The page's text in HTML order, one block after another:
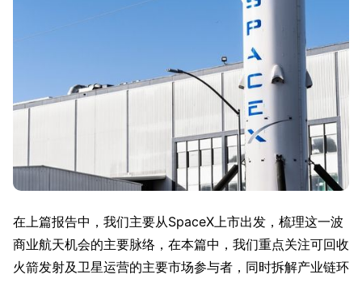
在上篇报告中，我们主要从SpaceX上市出发，梳理这一波
商业航天机会的主要脉络，在本篇中，我们重点关注可回收
火箭发射及卫星运营的主要市场参与者，同时拆解产业链环